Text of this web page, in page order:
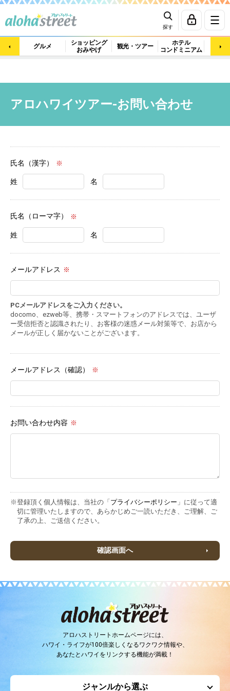
探す
グルメ
ショッピング
おみやげ
観光・ツアー
ホテル
コンドミニアム
マッ
アロハワイツアー-お問い合わせ
氏名（漢字） ※
姓 名
氏名（ローマ字） ※
姓 名
メールアドレス ※
PCメールアドレスをご入力ください。
docomo、ezweb等、携帯・スマートフォンのアドレスでは、ユーザ
ー受信拒否と認識されたり、お客様の迷惑メール対策等で、お店から
メールが正しく届かないことがございます。
メールアドレス（確認） ※
お問い合わせ内容 ※
※登録頂く個人情報は、当社の「 プライバシーポリシー 」に従って適
切に管理いたしますので、あらかじめご一読いただき、ご理解、ご
了承の上、ご送信ください。
確認画面へ
アロハストリートホームページには、
ハワイ・ライフが100倍楽しくなるワクワク情報や、
あなたとハワイをリンクする機能が満載！
ジャンルから選ぶ